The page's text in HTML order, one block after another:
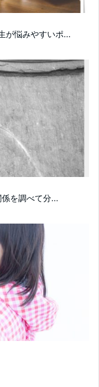
が悩みやすいポ...
を調べて分...